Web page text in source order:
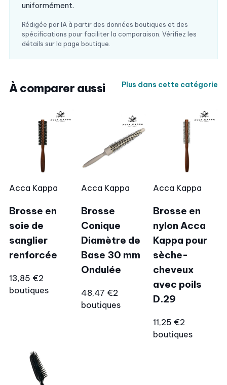
uniformément.
Rédigée par IA à partir des données boutiques et des
spécifications pour faciliter la comparaison. Vérifiez les
détails sur la page boutique.
À comparer aussi Plus dans cette catégorie
Acca Kappa
Brosse en
soie de
sanglier
renforcée
13,85 €2
boutiques
Acca Kappa
Brosse
Conique
Diamètre de
Base 30 mm
Ondulée
48,47 €2
boutiques
Acca Kappa
Brosse en
nylon Acca
Kappa pour
sèche-
cheveux
avec poils
D.29
11,25 €2
boutiques